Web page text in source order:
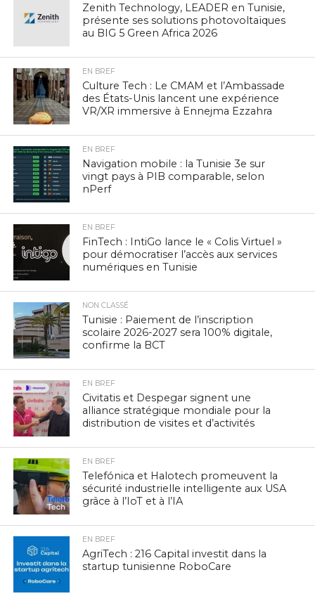
Zenith Technology, LEADER en Tunisie,
présente ses solutions photovoltaïques
au BIG 5 Green Africa 2026
EN BREF
Culture Tech : Le CMAM et l’Ambassade
des États-Unis lancent une expérience
VR/XR immersive à Ennejma Ezzahra
EN BREF
Navigation mobile : la Tunisie 3e sur
vingt pays à PIB comparable, selon
nPerf
EN BREF
FinTech : IntiGo lance le « Colis Virtuel »
pour démocratiser l’accès aux services
numériques en Tunisie
NON CLASSÉ
Tunisie : Paiement de l’inscription
scolaire 2026-2027 sera 100% digitale,
confirme la BCT
EN BREF
Civitatis et Despegar signent une
alliance stratégique mondiale pour la
distribution de visites et d’activités
EN BREF
Telefónica et Halotech promeuvent la
sécurité industrielle intelligente aux USA
grâce à l’IoT et à l’IA
EN BREF
AgriTech : 216 Capital investit dans la
startup tunisienne RoboCare